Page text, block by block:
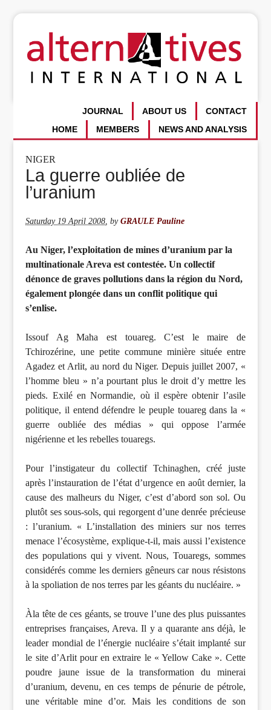
CONTACT
ABOUT US
JOURNAL
NEWS AND ANALYSIS
MEMBERS
HOME
NIGER
La guerre oubliée de
l’uranium
Saturday 19 April 2008,byGRAULE Pauline
Au Niger, l’exploitation de mines d’uranium par la
multinationale Areva est contestée. Un collectif
dénonce de graves pollutions dans la région du Nord,
également plongée dans un conflit politique qui
s’enlise.
Issouf Ag Maha est touareg. C’est le maire de
Tchirozérine, une petite commune minière située entre
Agadez et Arlit, au nord du Niger. Depuis juillet 2007, «
l’homme bleu » n’a pourtant plus le droit d’y mettre les
pieds. Exilé en Normandie, où il espère obtenir l’asile
politique, il entend défendre le peuple touareg dans la «
guerre oubliée des médias » qui oppose l’armée
nigérienne et les rebelles touaregs.
Pour l’instigateur du collectif Tchinaghen, créé juste
après l’instauration de l’état d’urgence en août dernier, la
cause des malheurs du Niger, c’est d’abord son sol. Ou
plutôt ses sous-sols, qui regorgent d’une denrée précieuse
: l’uranium. « L’installation des miniers sur nos terres
menace l’écosystème, explique-t-il, mais aussi l’existence
des populations qui y vivent. Nous, Touaregs, sommes
considérés comme les derniers gêneurs car nous résistons
à la spoliation de nos terres par les géants du nucléaire. »
Àla tête de ces géants, se trouve l’une des plus puissantes
entreprises françaises, Areva. Il y a quarante ans déjà, le
leader mondial de l’énergie nucléaire s’était implanté sur
le site d’Arlit pour en extraire le « Yellow Cake ». Cette
poudre jaune issue de la transformation du minerai
d’uranium, devenu, en ces temps de pénurie de pétrole,
une véritable mine d’or. Mais les conditions de son